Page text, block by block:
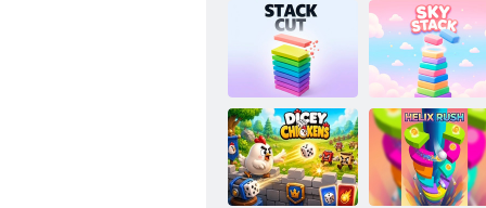
ךותחל תינסחמ םיימש תמירע